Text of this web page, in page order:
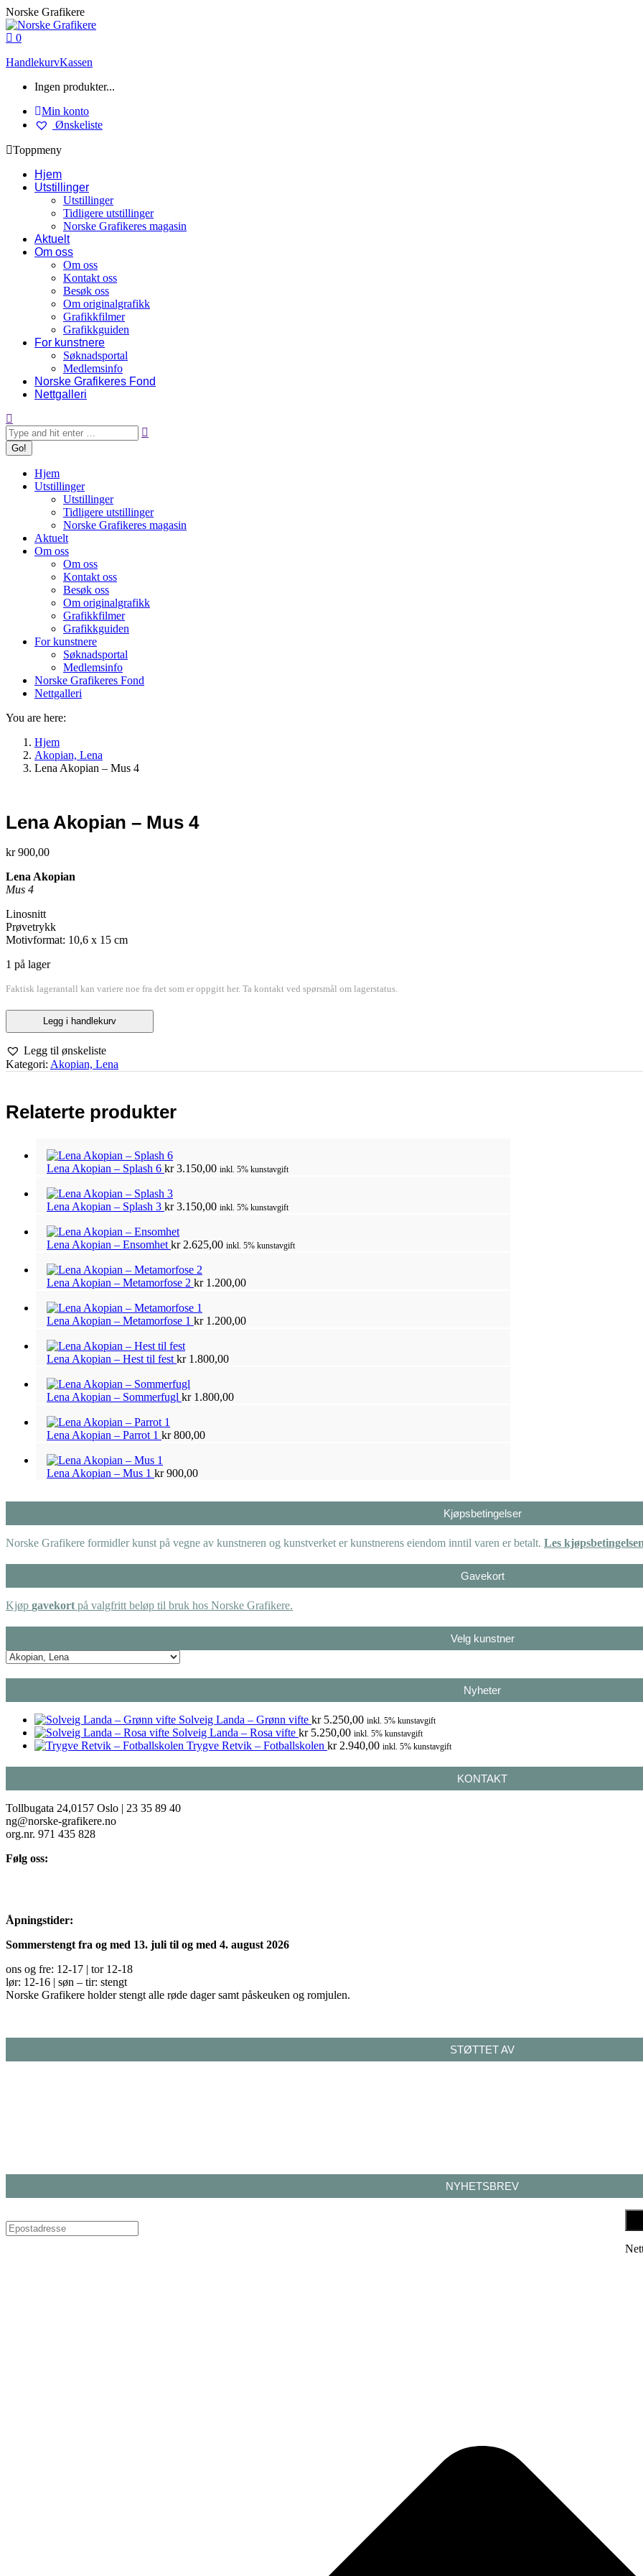
Skip
to
content
Norske Grafikere
0
HandlekurvKassen
Ingen produkter...
Min konto
Ønskeliste
Toppmeny
Hjem
Utstillinger
Utstillinger
Tidligere utstillinger
Norske Grafikeres magasin
Aktuelt
Om oss
Om oss
Kontakt oss
Besøk oss
Om originalgrafikk
Grafikkfilmer
Grafikkguiden
For kunstnere
Søknadsportal
Medlemsinfo
Norske Grafikeres Fond
Nettgalleri
Search:
Hjem
Utstillinger
Utstillinger
Tidligere utstillinger
Norske Grafikeres magasin
Aktuelt
Om oss
Om oss
Kontakt oss
Besøk oss
Om originalgrafikk
Grafikkfilmer
Grafikkguiden
For kunstnere
Søknadsportal
Medlemsinfo
Norske Grafikeres Fond
Nettgalleri
You are here:
Hjem
Akopian, Lena
Lena Akopian – Mus 4
Lena Akopian – Mus 4
kr900,00
Lena Akopian
Mus 4
Linosnitt
Prøvetrykk
Motivformat: 10,6 x 15 cm
1 på lager
Faktisk lagerantall kan variere noe fra det som er oppgitt her. Ta kontakt ved spørsmål om lagerstatus.
Lena
Akopian
Mus
4
Legg i handlekurv
Legg til ønskeliste
Kategori: Akopian, Lena
Relaterte produkter
Lena Akopian – Splash 6 kr3.150,00 inkl. 5% kunstavgift
Lena Akopian – Splash 3 kr3.150,00 inkl. 5% kunstavgift
Lena Akopian – Ensomhet kr2.625,00 inkl. 5% kunstavgift
Lena Akopian – Metamorfose 2 kr1.200,00
Lena Akopian – Metamorfose 1 kr1.200,00
Lena Akopian – Hest til fest kr1.800,00
Lena Akopian – Sommerfugl kr1.800,00
Lena Akopian – Parrot 1 kr800,00
Lena Akopian – Mus 1 kr900,00
Kjøpsbetingelser
Norske Grafikere formidler kunst på vegne av kunstneren og kunstverket er kunstnerens eiendom inntil varen er betalt. Les
Gavekort
Kjøp gavekort på valgfritt beløp til bruk hos Norske Grafikere.
Velg kunstner
Nyheter
Solveig Landa – Grønn vifte kr5.250,00 inkl. 5% kunstavgift
Solveig Landa – Rosa vifte kr5.250,00 inkl. 5% kunstavgift
Trygve Retvik – Fotballskolen kr2.940,00 inkl. 5% kunstavgift
KONTAKT
Tollbugata 24,0157 Oslo | 23 35 89 40
ng@norske-grafikere.no
org.nr. 971 435 828
Følg oss:
Åpningstider:
Sommerstengt fra og med 13. juli til og med 4. august 2026
ons og fre: 12-17 | tor 12-18
lør: 12-16 | søn – tir: stengt
Norske Grafikere holder stengt alle røde dager samt påskeuken og romjulen.
STØTTET AV
NYHETSBREV